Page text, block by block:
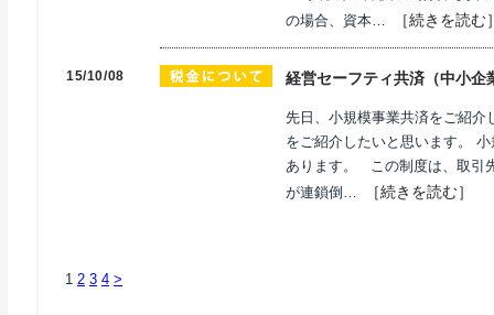
の場合、資本…
［続きを読む
15/10/08 経営セーフティ共済（中小
先日、小規模事業共済をご紹介
をご紹介したいと思います。
あります。 この制度は、取引
が連鎖倒…
［続きを読む］
1 2 3 4 >